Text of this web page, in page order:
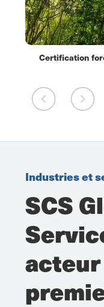
Certification
Industries et
SCS